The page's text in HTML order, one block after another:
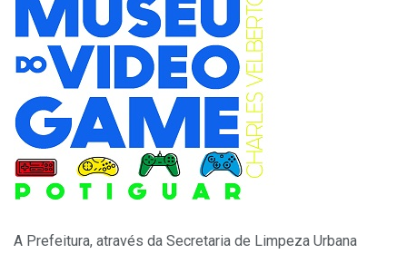
A Prefeitura, através da Secretaria de Limpeza Urbana